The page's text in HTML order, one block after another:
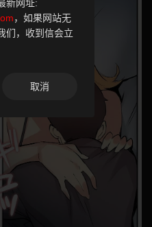
新网址:
，如果网站无
们，收到信会立
取消